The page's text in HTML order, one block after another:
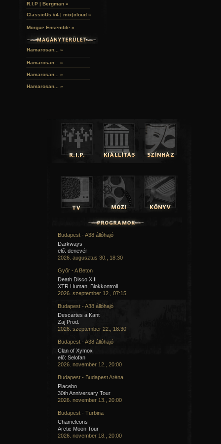
R.I.P | Bergman »
ClassicUs #4 | mix|cloud »
Morgue Ensemble »
Hamarosan... »
Hamarosan... »
Hamarosan... »
Hamarosan... »
Budapest - A38 állóhajó
Darkways
elő: denevér
2026. augusztus 30., 18:30
Győr - A Beton
Death Disco XIII
XTR Human, Blokkontroll
2026. szeptember 12., 07:15
Budapest - A38 állóhajó
Descartes a Kant
Zaj Prod.
2026. szeptember 22., 18:30
Budapest - A38 állóhajó
Clan of Xymox
elő: Selofan
2026. november 12., 20:00
Budapest - Budapest Aréna
Placebo
30th Anniversary Tour
2026. november 13., 20:00
Budapest - Turbina
Chameleons
Arctic Moon Tour
2026. november 18., 20:00